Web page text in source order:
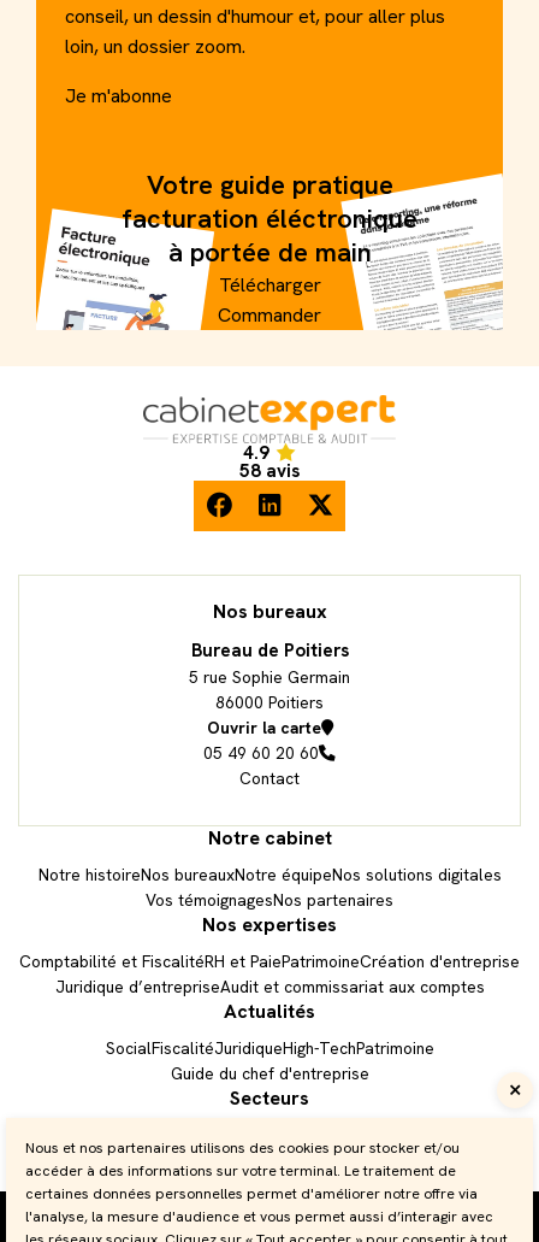
05 49 60 20 60
conseil, un dessin d'humour et, pour aller plus
loin, un dossier zoom.
Je m'abonne
Votre guide pratique
facturation éléctronique
à portée de main
Télécharger
Commander
Accueil
4.9
58 avis
facebook
linkedintwitter
Nos bureaux
Bureau de Poitiers
5 rue Sophie Germain
86000 Poitiers
Ouvrir la carte
05 49 60 20 60
Contact
Notre cabinet
Notre histoireNos bureauxNotre équipeNos solutions digitales
Vos témoignagesNos partenaires
Nos expertises
Comptabilité et FiscalitéRH et PaiePatrimoineCréation d'entreprise
Juridique d’entrepriseAudit et commissariat aux comptes
Actualités
SocialFiscalitéJuridiqueHigh-TechPatrimoine
Guide du chef d'entreprise
Secteurs
Plan du site
Site de démonstration
Nous et nos partenaires utilisons des cookies pour stocker et/ou
accéder à des informations sur votre terminal. Le traitement de
certaines données personnelles permet d'améliorer notre offre via
l'analyse, la mesure d'audience et vous permet aussi d’interagir avec